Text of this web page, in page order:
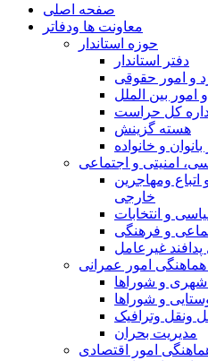
صفحه اصلی
معاونت ها ودفاتر
حوزه استاندار
دفتر استاندار
و امور حقوقی
امور بین الملل
کل حراست
هسته گزینش
و خانواده
امنیتی و اجتماعی
اتباع ومهاجرین
خارجی
و انتخابات
و فرهنگی
پدافند غیرعامل
امور عمرانی
شهری و شوراها
و شوراها
ونقل وترافيک
مدیریت بحران
امور اقتصادی